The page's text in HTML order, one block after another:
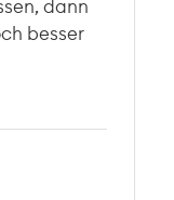
dann
besser